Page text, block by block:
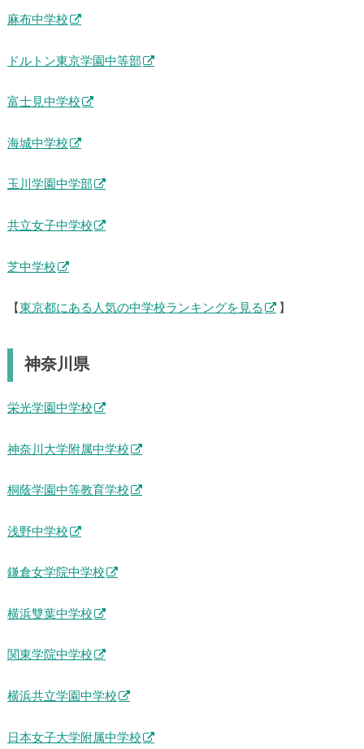
麻布中学校
ドルトン東京学園中等部
富士見中学校
海城中学校
玉川学園中学部
共立女子中学校
芝中学校
【 東京都にある人気の中学校ランキングを見る 】
神奈川県
栄光学園中学校
神奈川大学附属中学校
桐蔭学園中等教育学校
浅野中学校
鎌倉女学院中学校
横浜雙葉中学校
関東学院中学校
横浜共立学園中学校
日本女子大学附属中学校